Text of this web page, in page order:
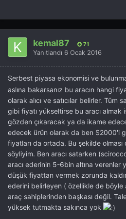
kemal87 71
Yanıtlandı 6 Ocak 2016
Serbest piyasa ekonomisi ve
aslına bakarsanız bu aracın hangi
olarak alıcı ve satıcılar belirler. Tüm
gibi fiyatı yükseltirse bu aracı almak
gözden çıkaracak ya da ikame
edecek ürün olarak da ben S2000'i
fiyatları da ortada. Bu şekilde
söyliyim. Ben aracı satarken
aracı ederinin 5-6bin altına verenler
düşük fiyattan vermek zorunda
ederini belirleyen ( özellikle de böyle
araç sahiplerinden başkası değil.
yüksek tutmakta sakınca yok